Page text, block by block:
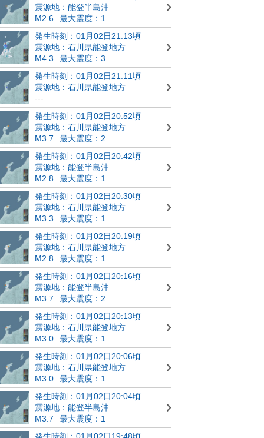
震源地：能登半島沖
M2.6
最大震度：1
発生時刻：01月02日21:13頃
震源地：石川県能登地方
M4.3
最大震度：3
発生時刻：01月02日21:11頃
震源地：石川県能登地方
---
発生時刻：01月02日20:52頃
震源地：石川県能登地方
M3.7
最大震度：2
発生時刻：01月02日20:42頃
震源地：能登半島沖
M2.8
最大震度：1
発生時刻：01月02日20:30頃
震源地：石川県能登地方
M3.3
最大震度：1
発生時刻：01月02日20:19頃
震源地：石川県能登地方
M2.8
最大震度：1
発生時刻：01月02日20:16頃
震源地：能登半島沖
M3.7
最大震度：2
発生時刻：01月02日20:13頃
震源地：石川県能登地方
M3.0
最大震度：1
発生時刻：01月02日20:06頃
震源地：石川県能登地方
M3.0
最大震度：1
発生時刻：01月02日20:04頃
震源地：能登半島沖
M3.7
最大震度：1
発生時刻：01月02日19:48頃